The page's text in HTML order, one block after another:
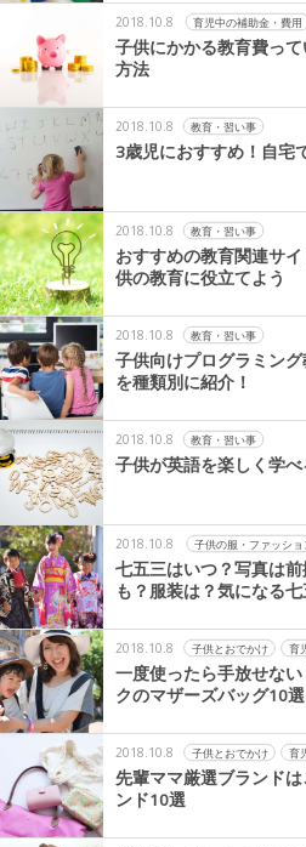
2018.10.8 育児中の補助金・費用
子供にかかる教育費っ
方法
2018.10.8 教育・習い事
3歳児におすすめ！自宅
2018.10.8 教育・習い事
おすすめの教育関連サ
供の教育に役立てよう
2018.10.8 教育・習い事
子供向けプログラミン
を種類別に紹介！
2018.10.8 教育・習い事
子供が英語を楽しく学べ
2018.10.8 子供の服・ファッショ
七五三はいつ？写真は
も？服装は？気になる
2018.10.8 子供とおでかけ 育
一度使ったら手放せな
クのマザーズバッグ10選
2018.10.8 子供とおでかけ 育
先輩ママ厳選ブランド
ンド10選